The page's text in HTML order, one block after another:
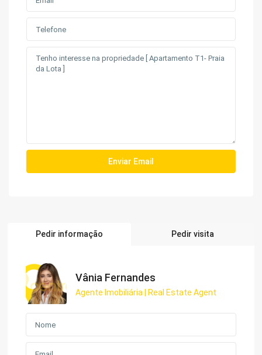
Pedir informação Pedir visita
Vânia Fernandes
Agente Imobiliária | Real Estate Agent